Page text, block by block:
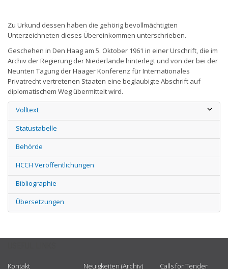
Zu Urkund dessen haben die gehörig bevollmächtigten
Unterzeichneten dieses Übereinkommen unterschrieben.
Geschehen in Den Haag am 5. Oktober 1961 in einer Urschrift, die im
Archiv der Regierung der Niederlande hinterlegt und von der bei der
Neunten Tagung der Haager Konferenz für Internationales
Privatrecht vertretenen Staaten eine beglaubigte Abschrift auf
diplomatischem Weg übermittelt wird.
Volltext
Statustabelle
Behörde
HCCH Veröffentlichungen
Bibliographie
Übersetzungen
Kontakt Neuigkeiten (Archiv) Calls for Tender